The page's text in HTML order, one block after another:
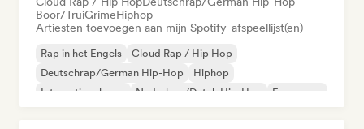
Boor/TruiGrimeHiphop
Artiesten toevoegen aan mijn Spotify-afspeellijst(en)
Rap in het Engels
Cloud Rap / Hip Hop
Deutschrap/German Hip-Hop
Hiphop
Internationale rap
Nederhop/Dutch Hip-Hop
Franse rap